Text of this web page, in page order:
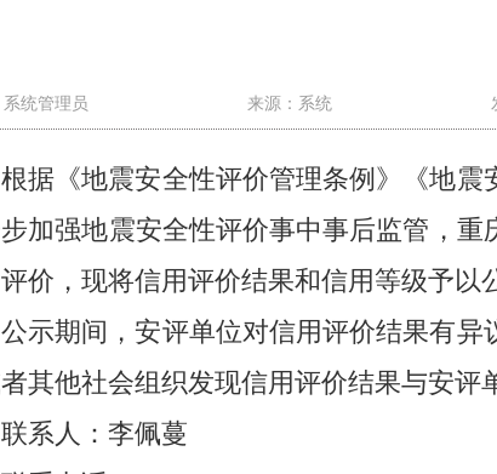
统管理员 来源：系统
根据《地震安全性评价管理条例》《地
加强地震安全性评价事中事后监管，
价，现将信用评价结果和信用等级予以
公示期间，安评单位对信用评价结果有
其他社会组织发现信用评价结果与安评
联系人：李佩蔓